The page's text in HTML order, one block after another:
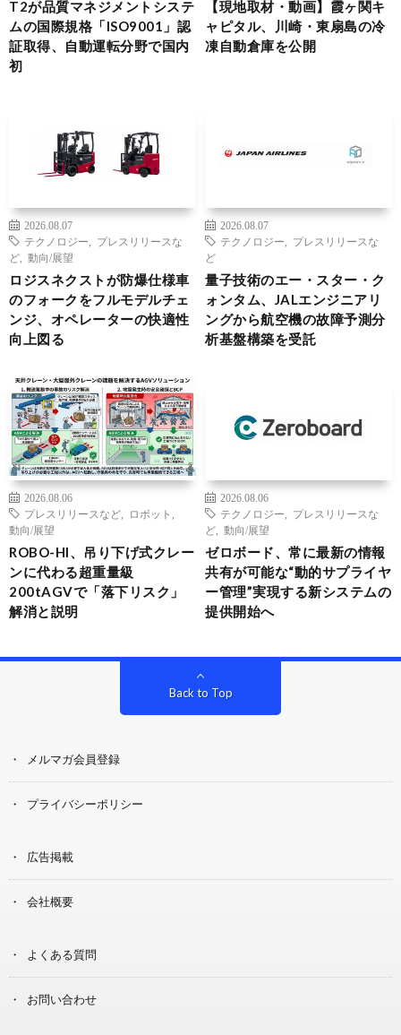
T2が品質マネジメントシステ
ムの国際規格「ISO9001」認
証取得、自動運転分野で国内
初
【現地取材・動画】霞ヶ関キ
ャピタル、川崎・東扇島の冷
凍自動倉庫を公開
2026.08.07
テクノロジー
プレスリリースな
ど
動向/展望
ロジスネクストが防爆仕様車
のフォークをフルモデルチェ
ンジ、オペレーターの快適性
向上図る
2026.08.07
テクノロジー
プレスリリースな
ど
量子技術のエー・スター・ク
ォンタム、JALエンジニアリ
ングから航空機の故障予測分
析基盤構築を受託
2026.08.06
プレスリリースなど
ロボット
動向/展望
ROBO-HI、吊り下げ式クレー
ンに代わる超重量級
200tAGVで「落下リスク」
解消と説明
2026.08.06
テクノロジー
プレスリリースな
ど
動向/展望
ゼロボード、常に最新の情報
共有が可能な“動的サプライヤ
ー管理”実現する新システムの
提供開始へ
Back to Top
メルマガ会員登録
プライバシーポリシー
広告掲載
会社概要
よくある質問
お問い合わせ